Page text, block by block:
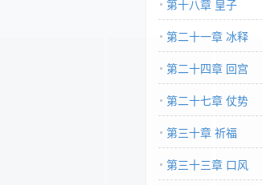
第十八章 皇子
第二十一章 冰释
第二十四章 回宫
第二十七章 仗势
第三十章 祈福
第三十三章 口风